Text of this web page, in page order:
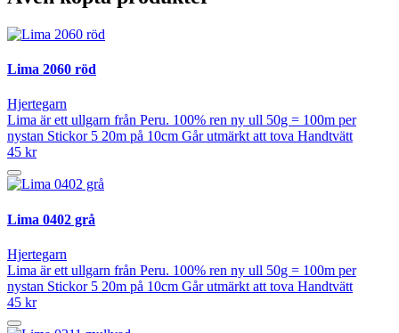
Lima 2060 röd
Hjertegarn
Lima är ett ullgarn från Peru. 100% ren ny ull 50g = 100m per
nystan Stickor 5 20m på 10cm Går utmärkt att tova Handtvätt
45 kr
Lima 0402 grå
Hjertegarn
Lima är ett ullgarn från Peru. 100% ren ny ull 50g = 100m per
nystan Stickor 5 20m på 10cm Går utmärkt att tova Handtvätt
45 kr